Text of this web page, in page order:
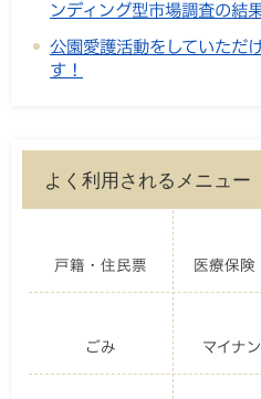
ンディング型市場調査の結
公園愛護活動をしていただ
す！
よく利用されるメニュー
戸籍・住民票 医療保険
ごみ マイナ